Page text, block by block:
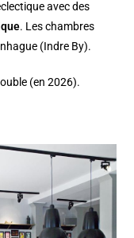
avec des
. Les chambres
(Indre By).
(en 2026).